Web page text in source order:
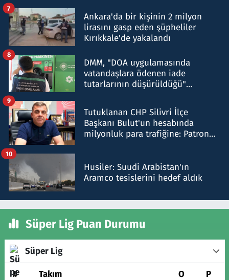
Ankara'da bir kişinin 2 milyon
lirasını gasp eden şüpheliler
Kırıkkale'de yakalandı
7
DMM, "DOA uygulamasında
vatandaşlara ödenen iade
tutarlarının düşürüldüğü"
8
Tutuklanan CHP Silivri İlçe
Başkanı Bulut'un hesabında
milyonluk para trafiğine: Patron
9
Husiler: Suudi Arabistan'ın
Aramco tesislerini hedef aldık
10
Süper Lig Puan Durumu
Süper Lig
# Takım O P